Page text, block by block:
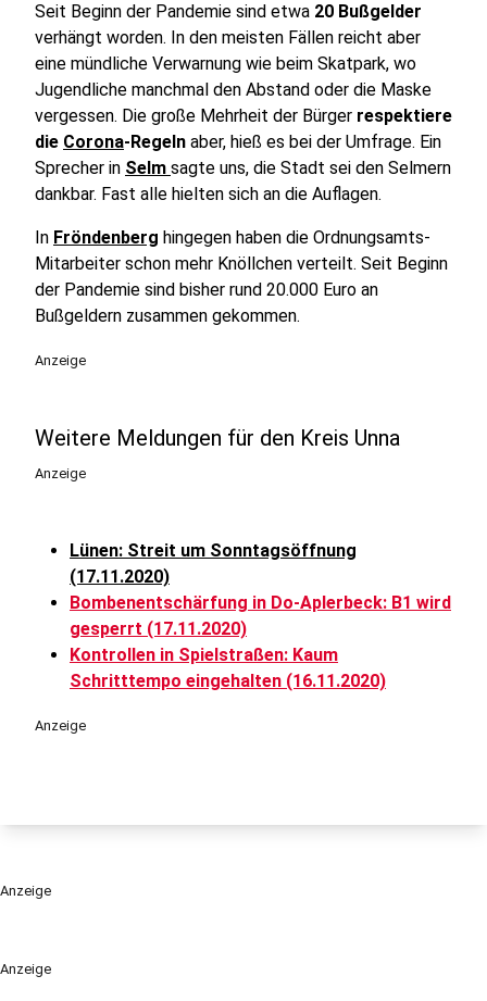
Anzeige
Seit Beginn der Pandemie sind etwa 20 Bußgelder
verhängt worden. In den meisten Fällen reicht aber
eine mündliche Verwarnung wie beim Skatpark, wo
Jugendliche manchmal den Abstand oder die Maske
vergessen. Die große Mehrheit der Bürger respektiere
die Corona-Regeln aber, hieß es bei der Umfrage. Ein
Sprecher in Selm sagte uns, die Stadt sei den Selmern
dankbar. Fast alle hielten sich an die Auflagen.
In Fröndenberg hingegen haben die Ordnungsamts-
Mitarbeiter schon mehr Knöllchen verteilt. Seit Beginn
der Pandemie sind bisher rund 20.000 Euro an
Bußgeldern zusammen gekommen.
Anzeige
Weitere Meldungen für den Kreis Unna
Anzeige
Lünen: Streit um Sonntagsöffnung
(17.11.2020)
Bombenentschärfung in Do-Aplerbeck: B1 wird
gesperrt (17.11.2020)
Kontrollen in Spielstraßen: Kaum
Schritttempo eingehalten (16.11.2020)
Anzeige
Anzeige